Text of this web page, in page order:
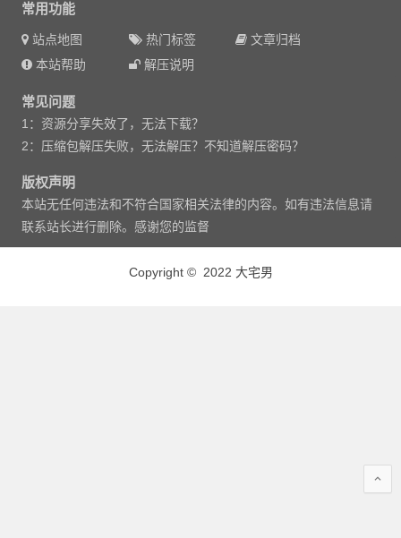
常用功能
站点地图 热门标签
文章归档
本站帮助
解压说明
常见问题
1：资源分享失效了，无法下载？
2：压缩包解压失败，无法解压？不知道解压密码？
版权声明
本站无任何违法和不符合国家相关法律的内容。如有违法信息请
联系站长进行删除。感谢您的监督
Copyright © 2022 大宅男